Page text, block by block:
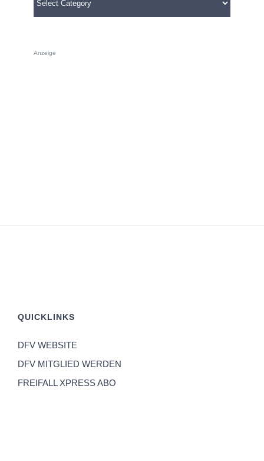
Anzeige
QUICKLINKS
DFV WEBSITE
DFV MITGLIED WERDEN
FREIFALL XPRESS ABO